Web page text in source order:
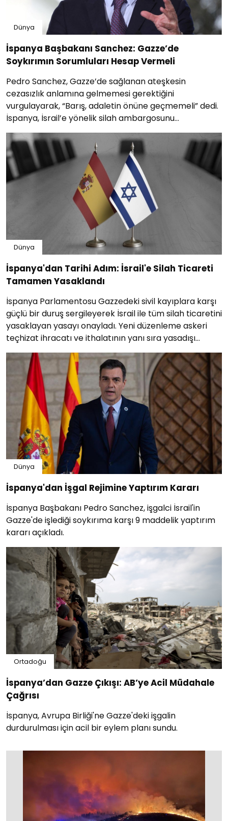
Dünya
İspanya Başbakanı Sanchez: Gazze’de
Soykırımın Sorumluları Hesap Vermeli
Pedro Sanchez, Gazze’de sağlanan ateşkesin
cezasızlık anlamına gelmemesi gerektiğini
vurgulayarak, “Barış, adaletin önüne geçmemeli” dedi.
İspanya, İsrail’e yönelik silah ambargosunu
sürdürecek.
Dünya
İspanya'dan Tarihi Adım: İsrail'e Silah Ticareti
Tamamen Yasaklandı
İspanya Parlamentosu Gazzedeki sivil kayıplara karşı
güçlü bir duruş sergileyerek İsrail ile tüm silah ticaretini
yasaklayan yasayı onayladı. Yeni düzenleme askeri
teçhizat ihracatı ve ithalatının yanı sıra yasadışı
yerleşim ürünlerinin...
Dünya
İspanya'dan İşgal Rejimine Yaptırım Kararı
İspanya Başbakanı Pedro Sanchez, işgalci İsrail'in
Gazze'de işlediği soykırıma karşı 9 maddelik yaptırım
kararı açıkladı.
Ortadoğu
İspanya’dan Gazze Çıkışı: AB’ye Acil Müdahale
Çağrısı
İspanya, Avrupa Birliği'ne Gazze'deki işgalin
durdurulması için acil bir eylem planı sundu.